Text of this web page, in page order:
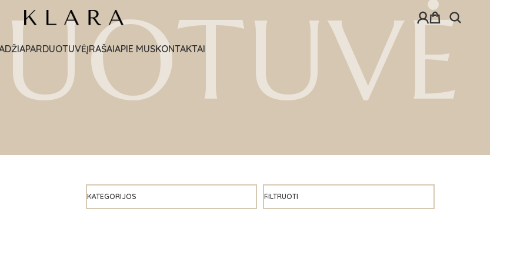
PARDUOTUVĖĮRAŠAIAPIE MUSKONTAKTAI
KATEGORIJOS FILTRUOTI